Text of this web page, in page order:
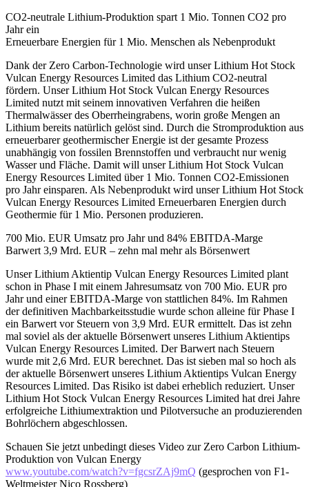
CO2-neutrale Lithium-Produktion spart 1 Mio. Tonnen CO2 pro
Jahr ein
Erneuerbare Energien für 1 Mio. Menschen als Nebenprodukt
Dank der Zero Carbon-Technologie wird unser Lithium Hot Stock
Vulcan Energy Resources Limited das Lithium CO2-neutral
fördern. Unser Lithium Hot Stock Vulcan Energy Resources
Limited nutzt mit seinem innovativen Verfahren die heißen
Thermalwässer des Oberrheingrabens, worin große Mengen an
Lithium bereits natürlich gelöst sind. Durch die Stromproduktion aus
erneuerbarer geothermischer Energie ist der gesamte Prozess
unabhängig von fossilen Brennstoffen und verbraucht nur wenig
Wasser und Fläche. Damit will unser Lithium Hot Stock Vulcan
Energy Resources Limited über 1 Mio. Tonnen CO2-Emissionen
pro Jahr einsparen. Als Nebenprodukt wird unser Lithium Hot Stock
Vulcan Energy Resources Limited Erneuerbaren Energien durch
Geothermie für 1 Mio. Personen produzieren.
700 Mio. EUR Umsatz pro Jahr und 84% EBITDA-Marge
Barwert 3,9 Mrd. EUR – zehn mal mehr als Börsenwert
Unser Lithium Aktientip Vulcan Energy Resources Limited plant
schon in Phase I mit einem Jahresumsatz von 700 Mio. EUR pro
Jahr und einer EBITDA-Marge von stattlichen 84%. Im Rahmen
der definitiven Machbarkeitsstudie wurde schon alleine für Phase I
ein Barwert vor Steuern von 3,9 Mrd. EUR ermittelt. Das ist zehn
mal soviel als der aktuelle Börsenwert unseres Lithium Aktientips
Vulcan Energy Resources Limited. Der Barwert nach Steuern
wurde mit 2,6 Mrd. EUR berechnet. Das ist sieben mal so hoch als
der aktuelle Börsenwert unseres Lithium Aktientips Vulcan Energy
Resources Limited. Das Risiko ist dabei erheblich reduziert. Unser
Lithium Hot Stock Vulcan Energy Resources Limited hat drei Jahre
erfolgreiche Lithiumextraktion und Pilotversuche an produzierenden
Bohrlöchern abgeschlossen.
Schauen Sie jetzt unbedingt dieses Video zur Zero Carbon Lithium-
Produktion von Vulcan Energy
www.youtube.com/watch?v=fgcsrZAj9mQ (gesprochen von F1-
Weltmeister Nico Rossberg)